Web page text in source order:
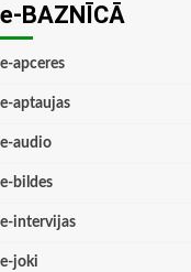
e-BAZNĪCĀ
e-apceres
e-aptaujas
e-audio
e-bildes
e-intervijas
e-joki